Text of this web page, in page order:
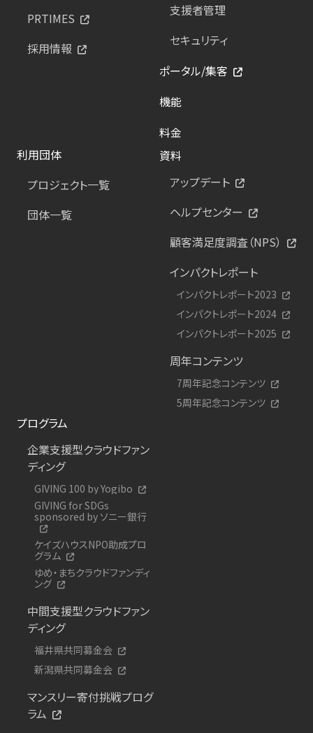
PRTIMES
採用情報
支援者管理
セキュリティ
ポータル/集客
機能
料金
利用団体
プロジェクト一覧
団体一覧
資料
アップデート
ヘルプセンター
顧客満足度調査（NPS）
インパクトレポート
インパクトレポート2023
インパクトレポート2024
インパクトレポート2025
周年コンテンツ
7周年記念コンテンツ
5周年記念コンテンツ
プログラム
企業支援型クラウドファン
ディング
GIVING 100 by Yogibo
GIVING for SDGs
sponsored by ソニー銀行
ケイズハウスNPO助成プロ
グラム
ゆめ・まちクラウドファンディ
ング
中間支援型クラウドファン
ディング
福井県共同募金会
新潟県共同募金会
マンスリー寄付挑戦プログ
ラム